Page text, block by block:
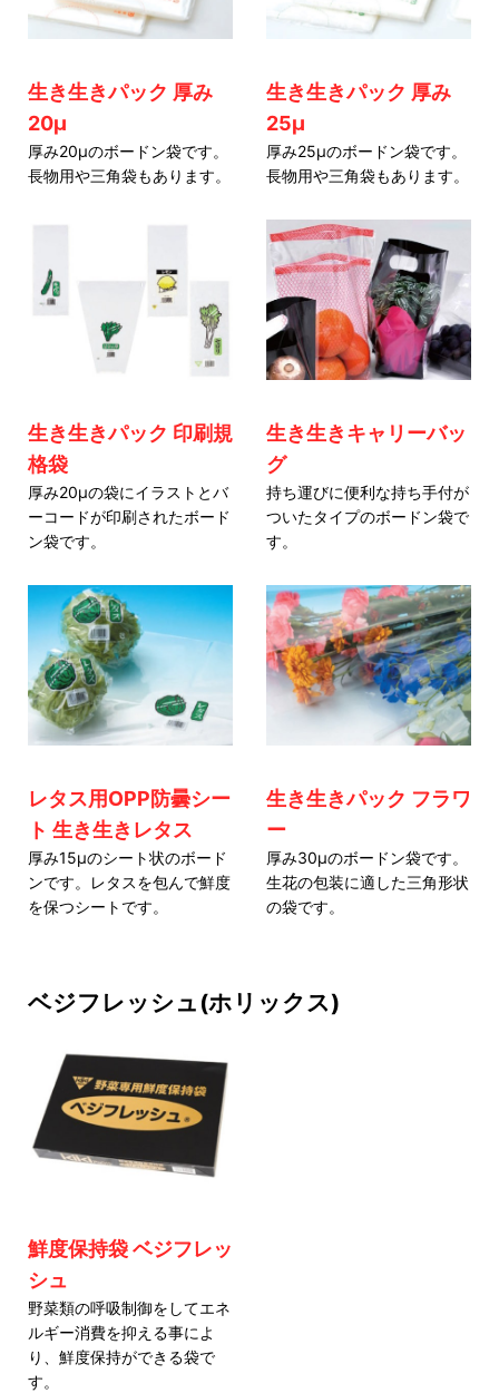
生き生きパック 厚み
20μ
厚み20μのボードン袋です。
長物用や三角袋もあります。
生き生きパック 厚み
25μ
厚み25μのボードン袋です。
長物用や三角袋もあります。
生き生きパック 印刷規
格袋
厚み20μの袋にイラストとバ
ーコードが印刷されたボード
ン袋です。
生き生きキャリーバッ
グ
持ち運びに便利な持ち手付が
ついたタイプのボードン袋で
す。
レタス用OPP防曇シー
ト 生き生きレタス
厚み15μのシート状のボード
ンです。レタスを包んで鮮度
を保つシートです。
生き生きパック フラワ
ー
厚み30μのボードン袋です。
生花の包装に適した三角形状
の袋です。
ベジフレッシュ(ホリックス)
鮮度保持袋 ベジフレッ
シュ
野菜類の呼吸制御をしてエネ
ルギー消費を抑える事によ
り、鮮度保持ができる袋で
す。